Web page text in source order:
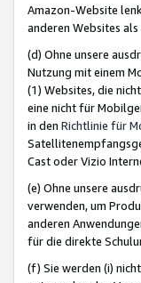
Amazon-Website
anderen Websites
(d) Ohne unsere
Nutzung mit einem
(1) Websites, die
eine nicht für
in den Richtlinie für
Cast oder Vizio
(e) Ohne unsere
verwenden, um
anderen
für die direkte
(f) Sie werden (i)